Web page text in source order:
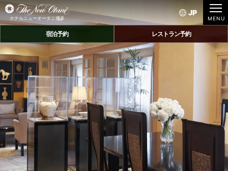
ホテルニューオータニ博多
JP
宿泊予約 レストラン予約